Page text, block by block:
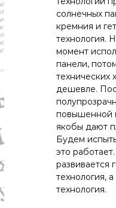
солнечных
кремния и
технология.
момент
панели,
технических
дешевле.
повышенной
якобы дают
Будем
это
развивается
технология,
технология.